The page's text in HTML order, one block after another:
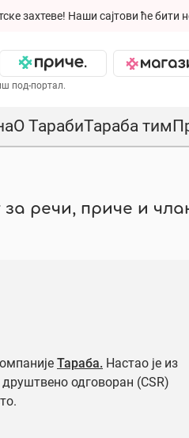
захтеве! Наши сајтови ће бити
под-портал.
О ТарабиТараба тим
речи, приче и
Тараба. Настао је из
одговоран (CSR)